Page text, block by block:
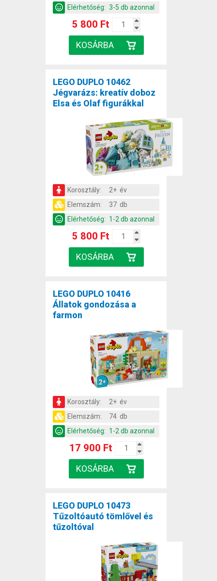
Elérhetőség: 3-5 db azonnal
5 800 Ft
LEGO DUPLO 10462
Jégvarázs: kreatív doboz
Elsa és Olaf figurákkal
Korosztály:
2+ év
Elemszám:
37 db
Elérhetőség: 1-2 db azonnal
5 800 Ft
LEGO DUPLO 10416
Állatok gondozása a
farmon
Korosztály:
2+ év
Elemszám:
74 db
Elérhetőség: 1-2 db azonnal
17 900 Ft
LEGO DUPLO 10473
Tűzoltóautó tömlővel és
tűzoltóval